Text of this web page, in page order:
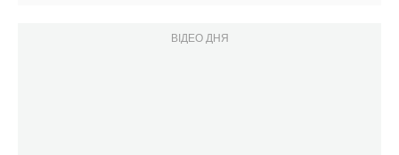
ВІДЕО ДНЯ